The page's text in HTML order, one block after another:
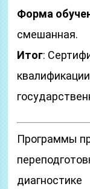
Форма
смешанная.
Итог:
Программы
диагностике